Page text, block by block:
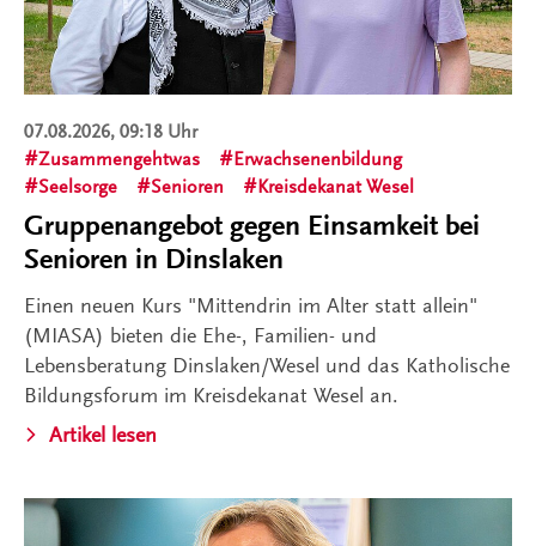
07.08.2026, 09:18 Uhr
Zusammengehtwas
Erwachsenenbildung
Seelsorge
Senioren Kreisdekanat Wesel
Gruppenangebot gegen Einsamkeit bei
Senioren in Dinslaken
Einen neuen Kurs "Mittendrin im Alter statt allein"
(MIASA) bieten die Ehe-, Familien- und
Lebensberatung Dinslaken/Wesel und das Katholische
Bildungsforum im Kreisdekanat Wesel an.
Artikel lesen